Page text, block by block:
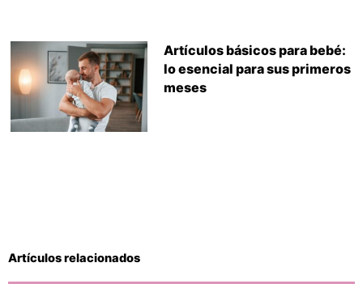
Artículos básicos para bebé:
lo esencial para sus primeros
meses
Artículos relacionados